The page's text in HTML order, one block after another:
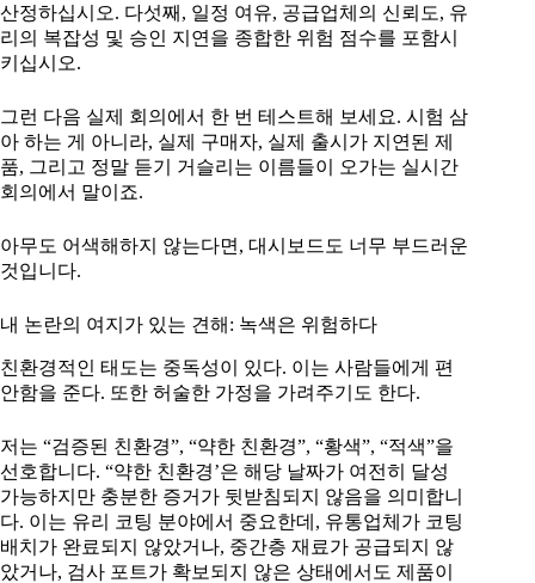
산정하십시오. 다섯째, 일정 여유, 공급업체의 신뢰도, 유
리의 복잡성 및 승인 지연을 종합한 위험 점수를 포함시
키십시오.
그런 다음 실제 회의에서 한 번 테스트해 보세요. 시험 삼
아 하는 게 아니라, 실제 구매자, 실제 출시가 지연된 제
품, 그리고 정말 듣기 거슬리는 이름들이 오가는 실시간
회의에서 말이죠.
아무도 어색해하지 않는다면, 대시보드도 너무 부드러운
것입니다.
내 논란의 여지가 있는 견해: 녹색은 위험하다
친환경적인 태도는 중독성이 있다. 이는 사람들에게 편
안함을 준다. 또한 허술한 가정을 가려주기도 한다.
저는 “검증된 친환경”, “약한 친환경”, “황색”, “적색”을
선호합니다. “약한 친환경’은 해당 날짜가 여전히 달성
가능하지만 충분한 증거가 뒷받침되지 않음을 의미합니
다. 이는 유리 코팅 분야에서 중요한데, 유통업체가 코팅
배치가 완료되지 않았거나, 중간층 재료가 공급되지 않
았거나, 검사 포트가 확보되지 않은 상태에서도 제품이